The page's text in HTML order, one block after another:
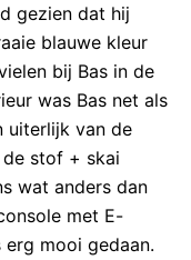
gezien dat hij
blauwe kleur
bij Bas in de
was Bas net als
uiterlijk van de
de stof + skai
wat anders dan
met E-
mooi gedaan.